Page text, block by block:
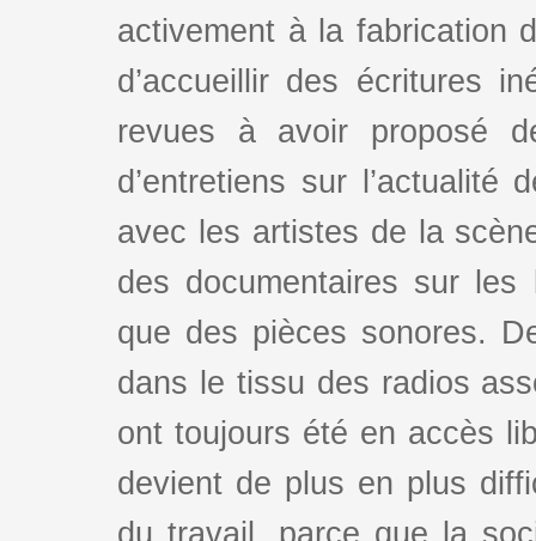
activement à la fabrication
d’accueillir des écritures
revues à avoir proposé
d’entretiens sur l’actualité
avec les artistes de la
des documentaires sur
que des pièces sonores.
dans le tissu des radios
ont toujours été en accès
devient de plus en plus
du travail, parce que la